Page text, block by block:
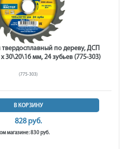
по дереву, ДСП
30\20\16 мм, 24 зубьев (775-303)
(775-303)
В КОРЗИНУ
828 руб.
магазине: 830 руб.